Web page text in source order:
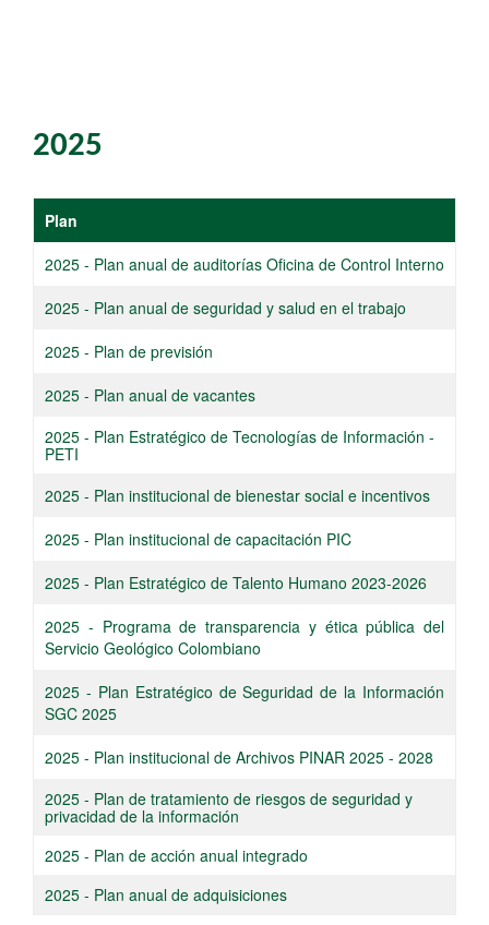
2025
​​Plan
2025 - Plan anual de auditorías Oficina de Control Interno
​2025 - Plan anual de seguridad y salud en el trabajo​
​2025 - Plan de previsión
​2025 - Plan anual de vacantes
2025 - Plan Estratégico de Tecnologías de Información -
PETI​
​2025 - Plan institucional de bienestar social e incentivos
​2025 - Plan institucional de capacitación PIC
2025 - Plan Estratégico de Talento Humano 2023-2026
2025 - Programa de transparencia y ética pública del
Servicio Geológico Colombiano​
​2025 - Plan Estratégico de Seguridad de la Información
SGC 2025​
​​2025 - Plan institucional de Archivos PINAR 2025 - 2028​
2025 - Plan de tratamiento de riesgos de seguridad y
privacidad de la información ​
2025 - Plan de acción​ anua​l integrado​
​2025 - Plan anual de adquisiciones​